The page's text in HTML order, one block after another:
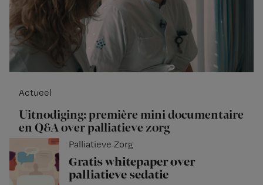
Actueel
Uitnodiging: première mini documentaire
en Q&A over palliatieve zorg
Palliatieve Zorg
Gratis whitepaper over
palliatieve sedatie